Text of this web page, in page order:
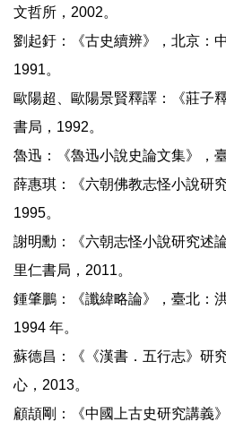
文哲所，2002。
劉起釪：《古史續辨》，北京：
1991。
歐陽超、歐陽景賢釋譯：《莊子
書局，1992。
魯迅：《魯迅小說史論文集》，
薛惠琪：《六朝佛教志怪小說研
1995。
謝明勳：《六朝志怪小說研究述
里仁書局，2011。
鍾肇鵬：《讖緯略論》，臺北：
1994 年。
蘇德昌：《《漢書．五行志》研
心，2013。
顧頡剛：《中國上古史研究講義